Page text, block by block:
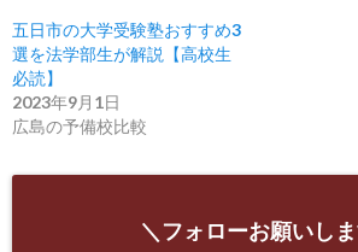
五日市の大学受験塾おすすめ3
選を法学部生が解説【高校生
必読】
2023年9月1日
広島の予備校比較
＼フォローお願いし